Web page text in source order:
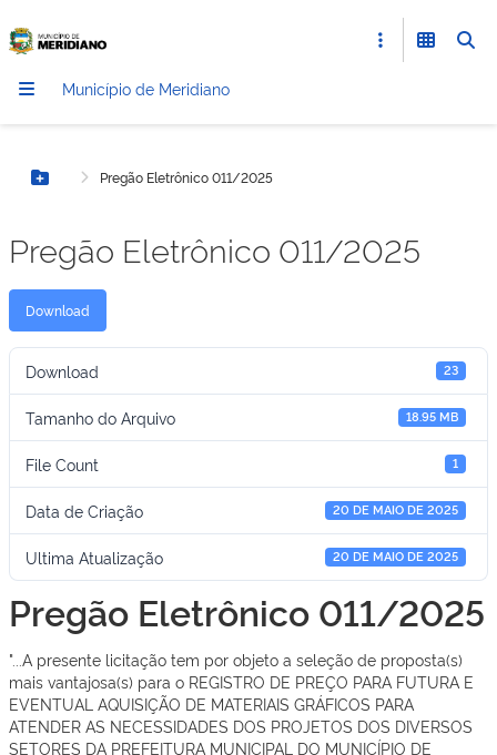
Município de Meridiano
Botão MenuPregão Eletrônico 011/2025
Pregão Eletrônico 011/2025
Download
Download 23
Tamanho do Arquivo 18.95 MB
File Count 1
Data de Criação 20 DE MAIO DE 2025
Ultima Atualização 20 DE MAIO DE 2025
Pregão Eletrônico 011/2025
"...A presente licitação tem por objeto a seleção de proposta(s)
mais vantajosa(s) para o REGISTRO DE PREÇO PARA FUTURA E
EVENTUAL AQUISIÇÃO DE MATERIAIS GRÁFICOS PARA
ATENDER AS NECESSIDADES DOS PROJETOS DOS DIVERSOS
SETORES DA PREFEITURA MUNICIPAL DO MUNICÍPIO DE